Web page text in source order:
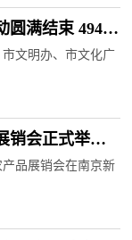
圆满结束 494幅
文明办、市文化广
销会正式举办
产品展销会在南京新